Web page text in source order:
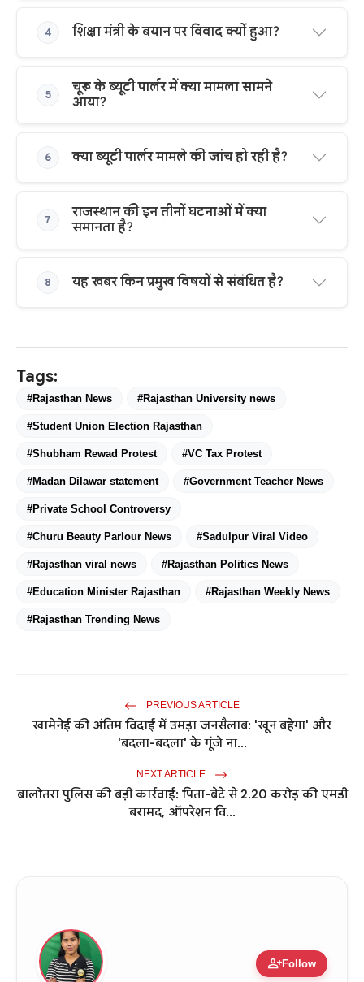
4 शिक्षा मंत्री के बयान पर विवाद क्यों हुआ?
5
चूरू के ब्यूटी पार्लर में क्या मामला सामने
आया?
6 क्या ब्यूटी पार्लर मामले की जांच हो रही है?
7
राजस्थान की इन तीनों घटनाओं में क्या
समानता है?
8 यह खबर किन प्रमुख विषयों से संबंधित है?
Tags:
#Rajasthan News #Rajasthan University news
#Student Union Election Rajasthan
#Shubham Rewad Protest #VC Tax Protest
#Madan Dilawar statement #Government Teacher News
#Private School Controversy
#Churu Beauty Parlour News #Sadulpur Viral Video
#Rajasthan viral news #Rajasthan Politics News
#Education Minister Rajasthan #Rajasthan Weekly News
#Rajasthan Trending News
PREVIOUS ARTICLE
खामेनेई की अंतिम विदाई में उमड़ा जनसैलाब: 'खून बहेगा' और
'बदला-बदला' के गूंजे ना...
NEXT ARTICLE
बालोतरा पुलिस की बड़ी कार्रवाई: पिता-बेटे से 2.20 करोड़ की एमडी
बरामद, ऑपरेशन वि...
person_addFollow